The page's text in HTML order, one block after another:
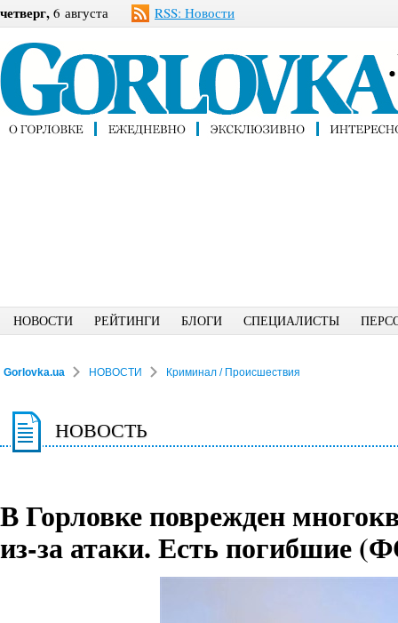
четверг, 6 августа RSS: Новости
НОВОСТИ РЕЙТИНГИ БЛОГИ СПЕЦИАЛИСТЫ
Gorlovka.ua НОВОСТИ Криминал / Происшествия
НОВОСТЬ
В Горловке поврежден
из-за атаки. Есть погибшие